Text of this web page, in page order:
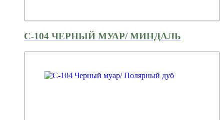
С-104 ЧЕРНЫЙ МУАР/ МИНДАЛЬ